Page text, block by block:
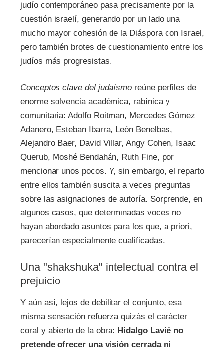
judío contemporáneo pasa precisamente por la
cuestión israelí, generando por un lado una
mucho mayor cohesión de la Diáspora con Israel,
pero también brotes de cuestionamiento entre los
judíos más progresistas.
Conceptos clave del judaísmoreúne perfiles de
enorme solvencia académica, rabínica y
comunitaria: Adolfo Roitman, Mercedes Gómez
Adanero, Esteban Ibarra, León Benelbas,
Alejandro Baer, David Villar, Angy Cohen, Isaac
Querub, Moshé Bendahán, Ruth Fine, por
mencionar unos pocos. Y, sin embargo, el reparto
entre ellos también suscita a veces preguntas
sobre las asignaciones de autoría. Sorprende, en
algunos casos, que determinadas voces no
hayan abordado asuntos para los que, a priori,
parecerían especialmente cualificadas.
Una "shakshuka" intelectual contra el
prejuicio
Y aún así, lejos de debilitar el conjunto, esa
misma sensación refuerza quizás el carácter
coral y abierto de la obra: Hidalgo Lavié no
pretende ofrecer una visión cerrada ni